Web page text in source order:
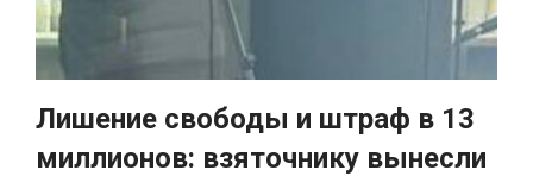
Лишение свободы и штраф в 13
миллионов: взяточнику вынесли